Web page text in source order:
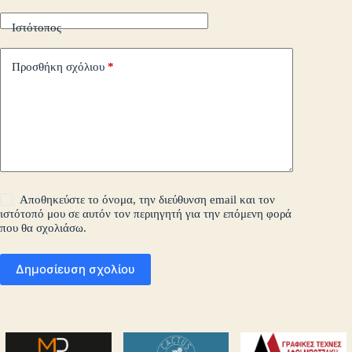
Ιστότοπος
Προσθήκη σχόλιου *
Αποθηκεύστε το όνομα, την διεύθυνση email και τον
ιστότοπό μου σε αυτόν τον περιηγητή για την επόμενη φορά
που θα σχολιάσω.
Δημοσίευση σχολίου